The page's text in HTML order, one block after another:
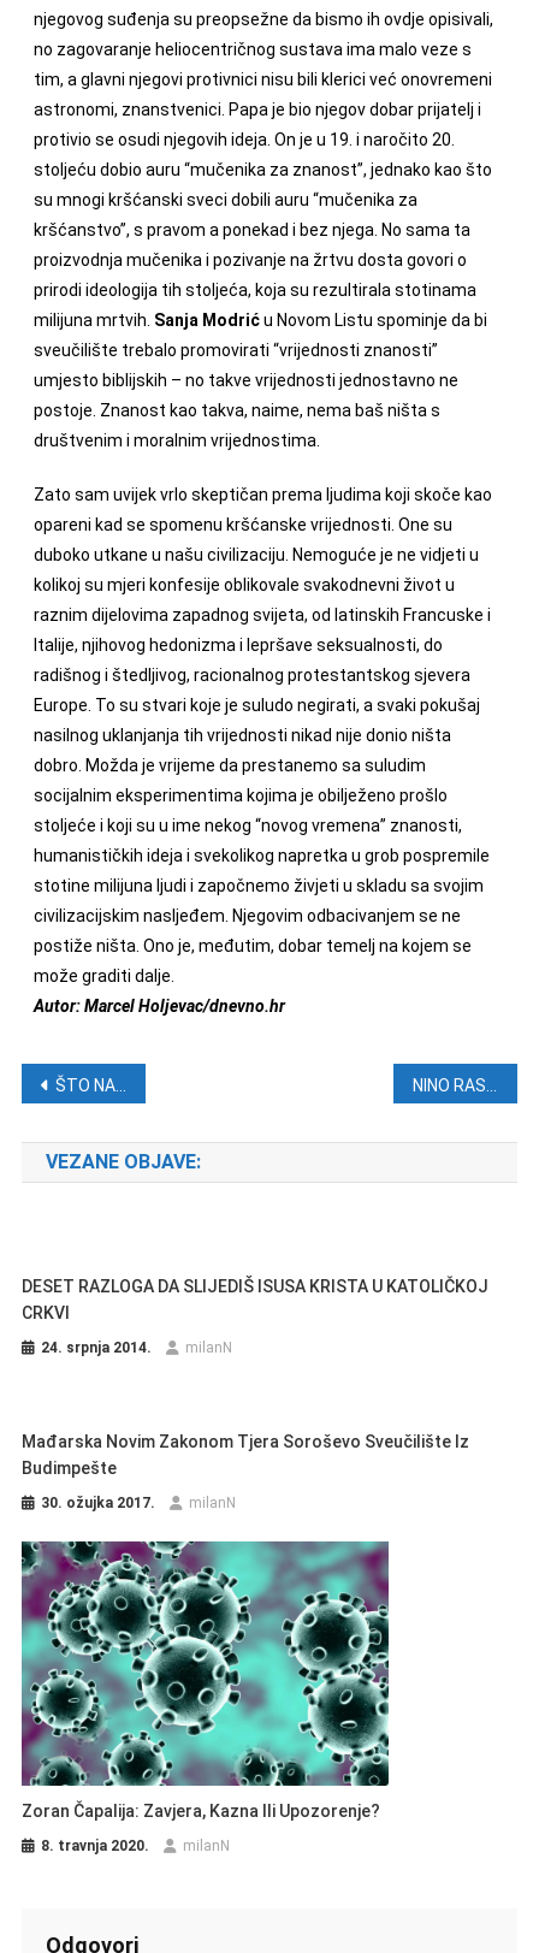
njegovog suđenja su preopsežne da bismo ih ovdje opisivali,
no zagovaranje heliocentričnog sustava ima malo veze s
tim, a glavni njegovi protivnici nisu bili klerici već onovremeni
astronomi, znanstvenici. Papa je bio njegov dobar prijatelj i
protivio se osudi njegovih ideja. On je u 19. i naročito 20.
stoljeću dobio auru “mučenika za znanost”, jednako kao što
su mnogi kršćanski sveci dobili auru “mučenika za
kršćanstvo”, s pravom a ponekad i bez njega. No sama ta
proizvodnja mučenika i pozivanje na žrtvu dosta govori o
prirodi ideologija tih stoljeća, koja su rezultirala stotinama
milijuna mrtvih. Sanja Modriću Novom Listu spominje da bi
sveučilište trebalo promovirati “vrijednosti znanosti”
umjesto biblijskih – no takve vrijednosti jednostavno ne
postoje. Znanost kao takva, naime, nema baš ništa s
društvenim i moralnim vrijednostima.
Zato sam uvijek vrlo skeptičan prema ljudima koji skoče kao
opareni kad se spomenu kršćanske vrijednosti. One su
duboko utkane u našu civilizaciju. Nemoguće je ne vidjeti u
kolikoj su mjeri konfesije oblikovale svakodnevni život u
raznim dijelovima zapadnog svijeta, od latinskih Francuske i
Italije, njihovog hedonizma i lepršave seksualnosti, do
radišnog i štedljivog, racionalnog protestantskog sjevera
Europe. To su stvari koje je suludo negirati, a svaki pokušaj
nasilnog uklanjanja tih vrijednosti nikad nije donio ništa
dobro. Možda je vrijeme da prestanemo sa suludim
socijalnim eksperimentima kojima je obilježeno prošlo
stoljeće i koji su u ime nekog “novog vremena” znanosti,
humanističkih ideja i svekolikog napretka u grob pospremile
stotine milijuna ljudi i započnemo živjeti u skladu sa svojim
civilizacijskim nasljeđem. Njegovim odbacivanjem se ne
postiže ništa. Ono je, međutim, dobar temelj na kojem se
može graditi dalje.
Autor: Marcel Holjevac/dnevno.hr
Navigacija objava
ŠTO NAM JE TO ČESTITAO DRUG PREDSJEDNIK?
VEZANE OBJAVE:
DESET RAZLOGA DA SLIJEDIŠ ISUSA KRISTA U KATOLIČKOJ
CRKVI
24. srpnja 2014. milanN
Mađarska Novim Zakonom Tjera Soroševo Sveučilište Iz
Budimpešte
30. ožujka 2017. milanN
Zoran Čapalija: Zavjera, Kazna Ili Upozorenje?
8. travnja 2020. milanN
Odgovori